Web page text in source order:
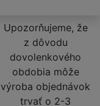
Upozorňujeme, že
z dôvodu
dovolenkového
obdobia môže
výroba objednávok
trvať o 2-3